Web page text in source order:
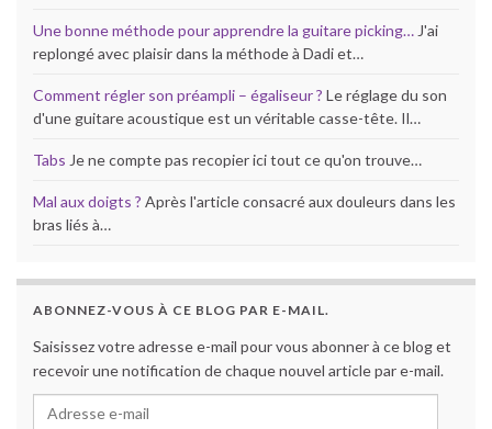
Une bonne méthode pour apprendre la guitare picking…J'ai
replongé avec plaisir dans la méthode à Dadi et…
Comment régler son préampli – égaliseur ? Le réglage du son
d'une guitare acoustique est un véritable casse-tête. Il…
Tabs Je ne compte pas recopier ici tout ce qu'on trouve…
Mal aux doigts ? Après l'article consacré aux douleurs dans les
bras liés à…
ABONNEZ-VOUS À CE BLOG PAR E-MAIL.
Saisissez votre adresse e-mail pour vous abonner à ce blog et
recevoir une notification de chaque nouvel article par e-mail.
Adresse e-mail